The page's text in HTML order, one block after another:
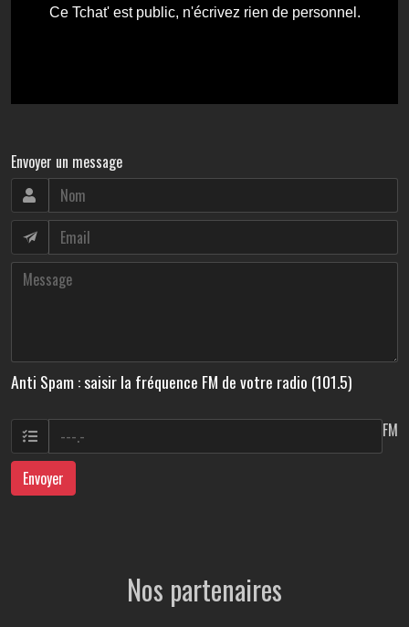
Envoyer un message
Anti Spam : saisir la fréquence FM de votre radio (101.5)
FM
Envoyer
Nos partenaires